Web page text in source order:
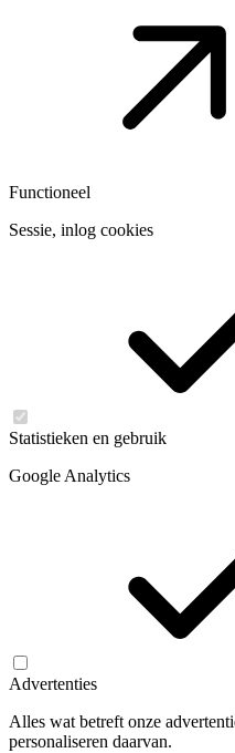
Functioneel
Sessie, inlog cookies
Statistieken en gebruik
Google Analytics
Advertenties
Alles wat betreft onze
personaliseren daarvan.